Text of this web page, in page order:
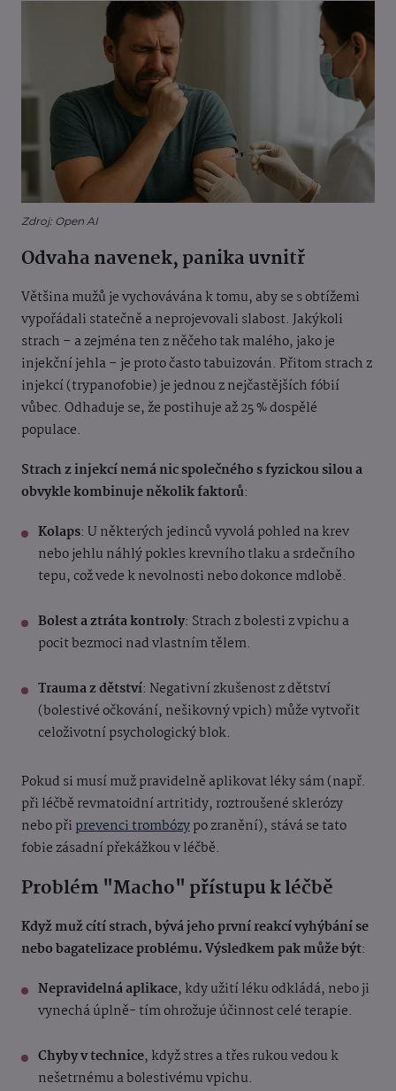
Zdroj: Open AI
Odvaha navenek, panika uvnitř
Většina mužů je vychovávána k tomu, aby se s obtížemi
vypořádali statečně a neprojevovali slabost. Jakýkoli
strach – a zejména ten z něčeho tak malého, jako je
injekční jehla – je proto často tabuizován. Přitom strach z
injekcí (trypanofobie) je jednou z nejčastějších fóbií
vůbec. Odhaduje se, že postihuje až 25 % dospělé
populace.
Strach z injekcí nemá nic společného s fyzickou silou a
obvykle kombinuje několik faktorů:
Kolaps: U některých jedinců vyvolá pohled na krev
nebo jehlu náhlý pokles krevního tlaku a srdečního
tepu, což vede k nevolnosti nebo dokonce mdlobě.
Bolest a ztráta kontroly: Strach z bolesti z vpichu a
pocit bezmoci nad vlastním tělem.
Trauma z dětství: Negativní zkušenost z dětství
(bolestivé očkování, nešikovný vpich) může vytvořit
celoživotní psychologický blok.
Pokud si musí muž pravidelně aplikovat léky sám (např.
při léčbě revmatoidní artritidy, roztroušené sklerózy
nebo při prevenci trombózypo zranění), stává se tato
fobie zásadní překážkou v léčbě.
Problém "Macho" přístupu k léčbě
Když muž cítí strach, bývá jeho první reakcí vyhýbání se
nebo bagatelizace problému. Výsledkem pak může být:
Nepravidelná aplikace, kdy užití léku odkládá, nebo ji
vynechá úplně- tím ohrožuje účinnost celé terapie.
Chyby v technice, když stres a třes rukou vedou k
nešetrnému a bolestivému vpichu.